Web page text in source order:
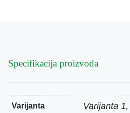
Specifikacija proizvoda
Varijanta Varijanta